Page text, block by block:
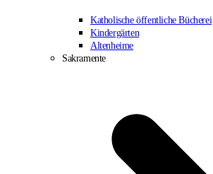
Katholische öffentliche Bücherei
Kindergärten
Altenheime
Sakramente